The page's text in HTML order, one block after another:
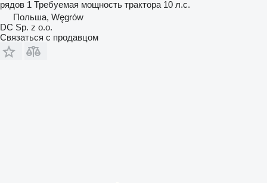
рядов 1 Требуемая мощность трактора 10 л.с.
Польша, Węgrów
DC Sp. z o.o.
Связаться с продавцом